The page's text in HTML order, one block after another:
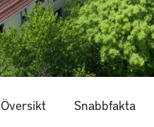
Översikt Snabbfakta